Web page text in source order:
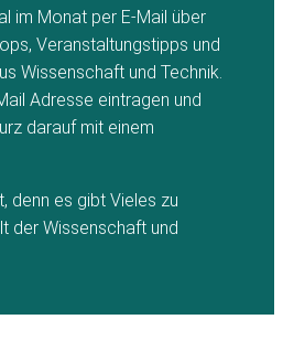
im Monat per E-Mail über
Veranstaltungstipps und
Wissenschaft und Technik.
Adresse eintragen und
darauf mit einem
denn es gibt Vieles zu
der Wissenschaft und